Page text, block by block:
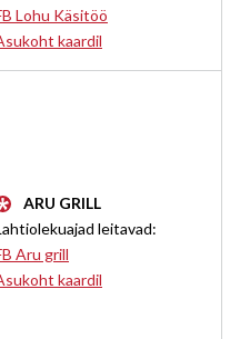
Lohu Käsitöö
kaardil
ARU GRILL
leitavad:
Aru grill
kaardil